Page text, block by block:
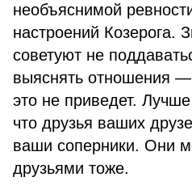
необъяснимой
настроений Козерога.
советуют не
выяснять отношения
это не приведет.
что друзья ваших
ваши соперники. Они
друзьями тоже.